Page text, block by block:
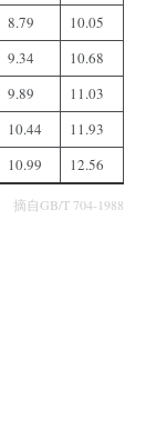
8.79
10.05
9.34
10.68
9.89
11.03
10.44
11.93
10.99 12.56
摘自GB/T 704-1988